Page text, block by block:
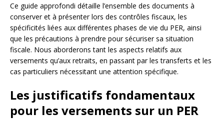
Ce guide approfondi détaille l’ensemble des documents à
conserver et à présenter lors des contrôles fiscaux, les
spécificités liées aux différentes phases de vie du PER, ainsi
que les précautions à prendre pour sécuriser sa situation
fiscale. Nous aborderons tant les aspects relatifs aux
versements qu’aux retraits, en passant par les transferts et les
cas particuliers nécessitant une attention spécifique.
Les justificatifs fondamentaux
pour les versements sur un PER